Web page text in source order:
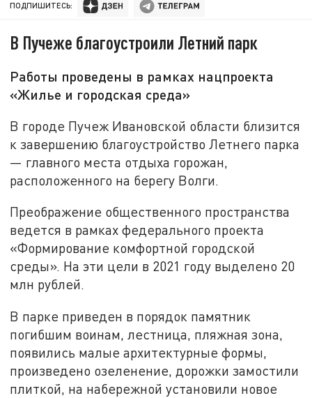
ПОДПИШИТЕСЬ:
В Пучеже благоустроили Летний парк
Работы проведены в рамках нацпроекта
«Жилье и городская среда»
В городе Пучеж Ивановской области близится
к завершению благоустройство Летнего парка
— главного места отдыха горожан,
расположенного на берегу Волги.
Преображение общественного пространства
ведется в рамках федерального проекта
«Формирование комфортной городской
среды». На эти цели в 2021 году выделено 20
млн рублей.
В парке приведен в порядок памятник
погибшим воинам, лестница, пляжная зона,
появились малые архитектурные формы,
произведено озеленение, дорожки замостили
плиткой, на набережной установили новое